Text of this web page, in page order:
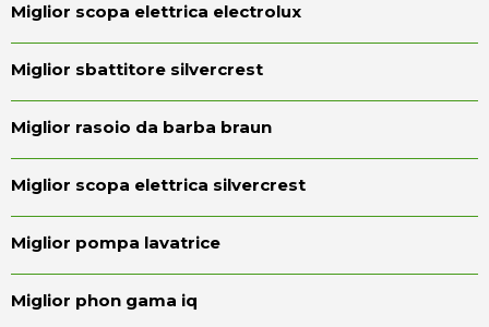
Miglior scopa elettrica electrolux
Miglior sbattitore silvercrest
Miglior rasoio da barba braun
Miglior scopa elettrica silvercrest
Miglior pompa lavatrice
Miglior phon gama iq